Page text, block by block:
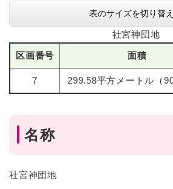
表のサイズを切り替
社宮神団地
区画番号 面積
7 299.58平方メートル（
名称
社宮神団地